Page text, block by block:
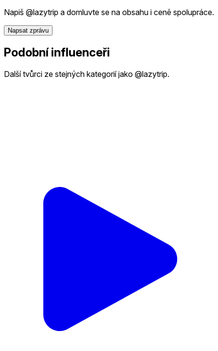
Napiš @lazytrip a domluvte se na obsahu i ceně spolupráce.
Napsat zprávu
Podobní influenceři
Další tvůrci ze stejných kategorií jako @lazytrip.